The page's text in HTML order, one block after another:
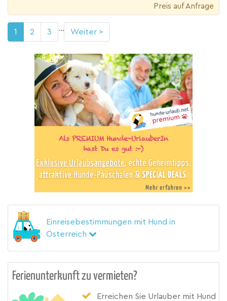
Preis auf Anfrage
1 2 3 ... Weiter >
Einreisebestimmungen mit Hund in
Österreich
Ferienunterkunft zu vermieten?
Erreichen Sie Urlauber mit Hund